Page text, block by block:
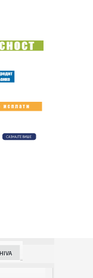
Potopljene dve
7 modela do 2030.
migrant poginuo u
EP